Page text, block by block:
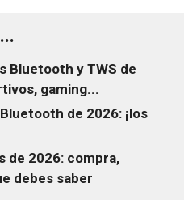
Bluetooth y TWS de
gaming...
de 2026: ¡los
de 2026: compra,
debes saber